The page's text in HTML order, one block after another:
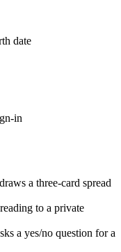
date
in
a three-card spread
to a private
a yes/no question for a